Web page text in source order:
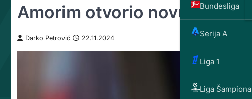
Bundesliga
Serija A
Liga 1
Liga Šampiona
Amorim otvorio novu eru:
Darko Petrović 22.11.2024